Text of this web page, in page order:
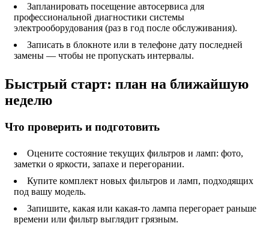
Запланировать посещение автосервиса для
профессиональной диагностики системы
электрооборудования (раз в год после обслуживания).
Записать в блокноте или в телефоне дату последней
замены — чтобы не пропускать интервалы.
Быстрый старт: план на ближайшую
неделю
Что проверить и подготовить
Оцените состояние текущих фильтров и ламп: фото,
заметки о яркости, запахе и перегорании.
Купите комплект новых фильтров и ламп, подходящих
под вашу модель.
Запишите, какая или какая-то лампа перегорает раньше
времени или фильтр выглядит грязным.